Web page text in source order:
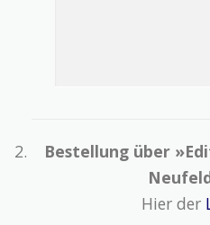
Bestellung über
Hier der